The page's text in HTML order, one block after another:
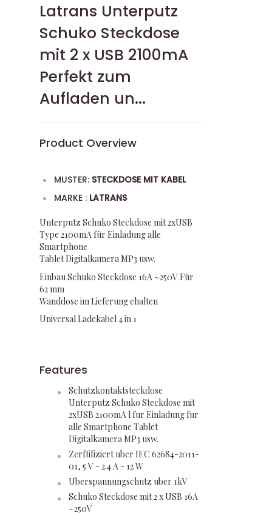
Latrans Unterputz
Schuko Steckdose
mit 2 x USB 2100mA
Perfekt zum
Aufladen un...
Product Overview
MUSTER: STECKDOSE MIT KABEL
MARKE : LATRANS
Unterputz Schuko Steckdose mit 2xUSB
Type 2100mA für Einladung alle
Smartphone
Tablet Digitalkamera MP3 usw.
Einbau Schuko Steckdose 16A ~250V Für
62 mm
Wanddose im Lieferung ehalten
Universal Ladekabel 4 in 1
Features
Schutzkontaktsteckdose
Unterputz Schuko Steckdose mit
2xUSB 2100mA l fur Einladung fur
alle Smartphone Tablet
Digitalkamera MP3 usw.
Zerftifiziert uber IEC 62684-2011-
01, 5 V - 2.4 A - 12 W
Uberspannungschutz uber 1kV
Schuko Steckdose mit 2 x USB 16A
~250V